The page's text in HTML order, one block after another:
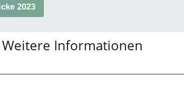
2023
Weitere Informationen